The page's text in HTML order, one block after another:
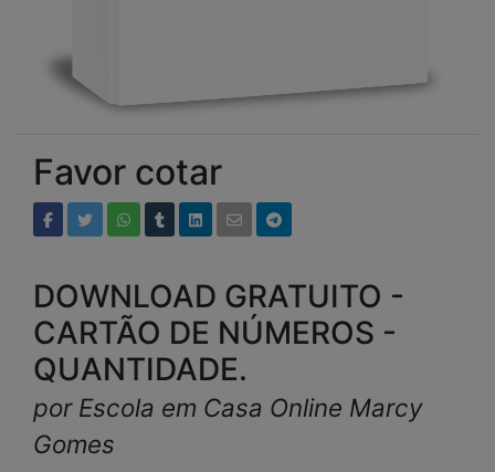
Favor cotar
DOWNLOAD GRATUITO -
CARTÃO DE NÚMEROS -
QUANTIDADE.
por Escola em Casa Online Marcy
Gomes